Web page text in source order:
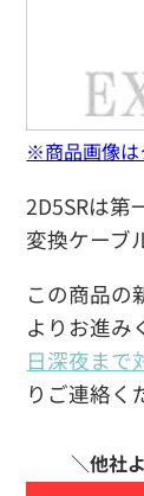
2D5SRは第
変換ケーブ
この商品の
よりお進み
日深夜まで
りご連絡く
※商品画像は